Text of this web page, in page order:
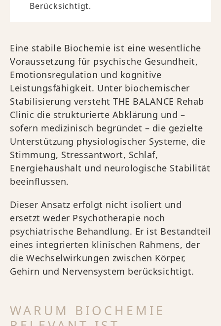
Berücksichtigt.
Eine stabile Biochemie ist eine wesentliche
Voraussetzung für psychische Gesundheit,
Emotionsregulation und kognitive
Leistungsfähigkeit. Unter biochemischer
Stabilisierung versteht THE BALANCE Rehab
Clinic die strukturierte Abklärung und –
sofern medizinisch begründet – die gezielte
Unterstützung physiologischer Systeme, die
Stimmung, Stressantwort, Schlaf,
Energiehaushalt und neurologische Stabilität
beeinflussen.
Dieser Ansatz erfolgt nicht isoliert und
ersetzt weder Psychotherapie noch
psychiatrische Behandlung. Er ist Bestandteil
eines integrierten klinischen Rahmens, der
die Wechselwirkungen zwischen Körper,
Gehirn und Nervensystem berücksichtigt.
WARUM BIOCHEMIE